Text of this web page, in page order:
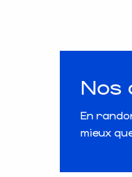
Nos
En
mieux